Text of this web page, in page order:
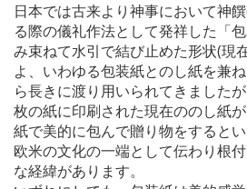
日本では古来より神事において神
る際の儀礼作法として発祥した「
み束ねて水引で結び止めた形状(現
よ、いわゆる包装紙とのし紙を兼
ら長きに渡り用いられてきました
枚の紙に印刷された現在ののし紙
紙で美的に包んで贈り物をすると
欧米の文化の一端として伝わり根
な経緯があります。